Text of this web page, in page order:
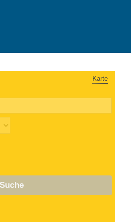
Karte
Suche